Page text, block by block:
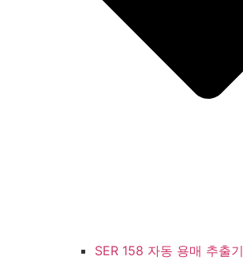
SER 158 자동 용매 추출기